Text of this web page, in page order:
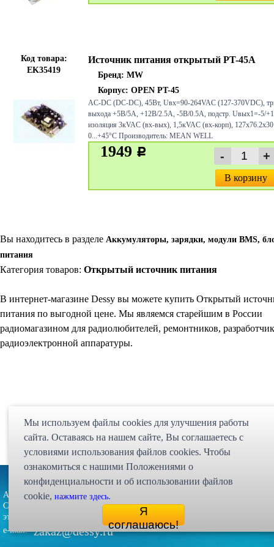
Код товара:
EK35419
Источник питания открытый PT-45A
Бренд: MW
Корпус: OPEN PT-45
AC-DC (DC-DC), 45Вт, Uвх=90-264VAC (127-370VDC),
выхода +5В/5А, +12В/2.5А, -5В/0.5А, подстр. Uвых1=-5/
изоляция 3кVAC (вх-вых), 1,5кVAC (вх-корп),
0...+45°С Производитель: MEAN WELL
1949 c
В корзину
Вы находитесь в разделе Аккумуляторы, зарядки, модули BMS,
питания
Категория товаров: Открытый источник питания
В интернет-магазине Dessy вы можете купить Открытый
питания по выгодной цене. Мы являемся старейшим в России
радиомагазином для радиолюбителей, ремонтников,
радиоэлектронной аппаратуры.
Мы используем файлы cookies для улучшения работы
сайта. Оставаясь на нашем сайте, Bы соглашаетесь с
условиями использования файлов cookies. Чтобы
ознакомиться с нашими Положениями о
конфиденциальности и об использовании файлов
cookie,нажмите здесь.
Я
соглашаюсь!
Партнёрская программа Карта сайта Статьи Экспедиция
Адрес: 107023, г. Москва, ул. Малая
Семёновская, д. 3А, стр. 1, 5-й
этаж, офис 513
e-mail:
zakaz@dessy.ru